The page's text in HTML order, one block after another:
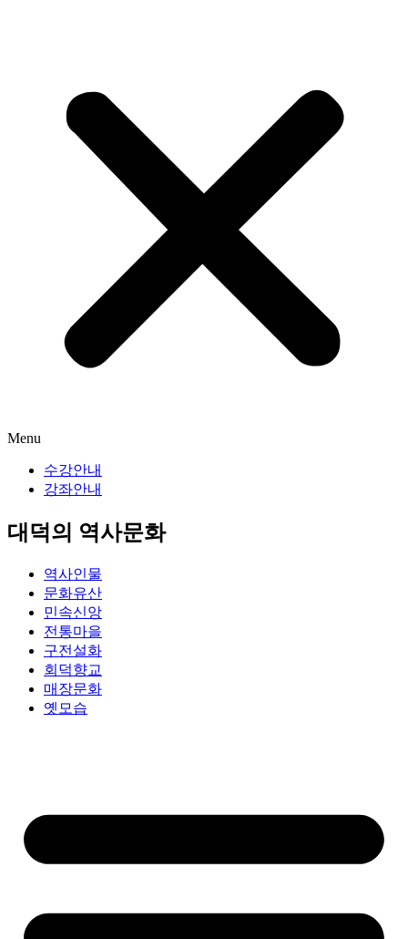
Menu
수강안내
강좌안내
대덕의 역사문화
역사인물
문화유산
민속신앙
전통마을
구전설화
회덕향교
매장문화
옛모습